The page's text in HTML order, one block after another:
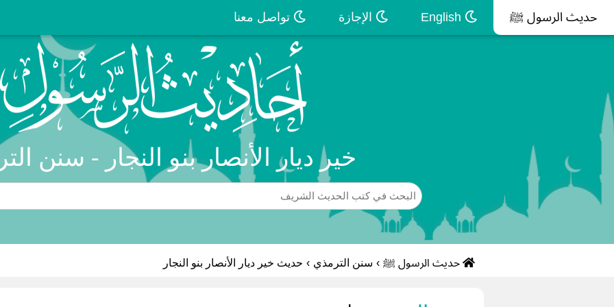
حديث الرسول ﷺ الإجازة تواصل معنا
خير ديار الأنصار بنو النجار - سنن
حديث الرسول ﷺ › سنن الترمذي › حديث خير ديار الأنصار بنو النجار